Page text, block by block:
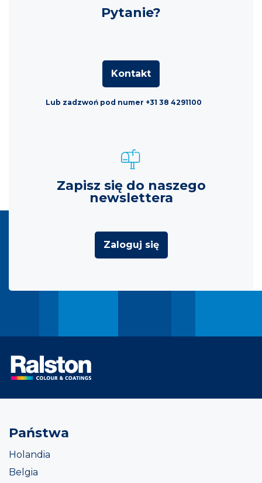
Pytanie?
Kontakt
Lub zadzwoń pod numer +31 38 4291100
Zapisz się do naszego
newslettera
Zaloguj się
Państwa
Holandia
Belgia